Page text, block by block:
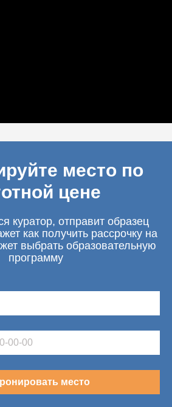
место по
цене
куратор, отправит образец
как получить рассрочку на
выбрать образовательную
программу
место